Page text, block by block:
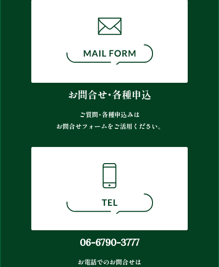
お問合せ・各種申込
ご質問・各種申込みは
お問合せフォームをご活用ください。
06-6790-3777
お電話でのお問合せは